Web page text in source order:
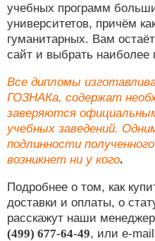
учебных программ
университетов, причём
гуманитарных. Вам
сайт и выбрать
Все дипломы
ГОЗНАКа, содержат
заверяются
учебных заведений.
подлинности
возникнет ни у кого.
Подробнее о том, как
доставки и оплаты, о
расскажут наши
(499) 677-64-49, или e-mail